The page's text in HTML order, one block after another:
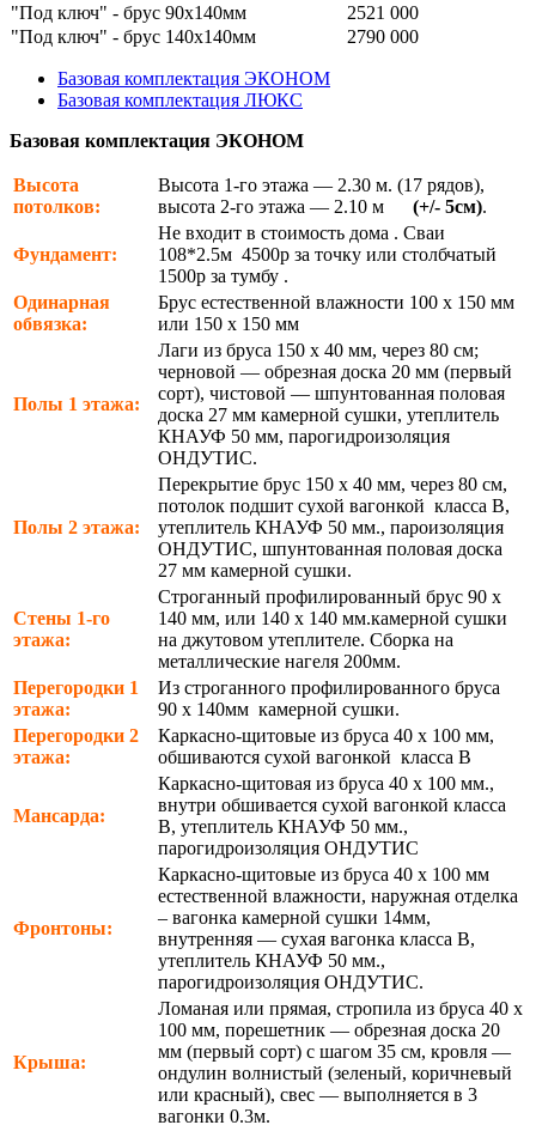
"Под ключ" - брус 90х140мм
2521 000
"Под ключ" - брус 140х140мм
2790 000
Базовая комплектация ЭКОНОМ
Базовая комплектация ЛЮКС
Базовая комплектация ЭКОНОМ
Высота
потолков:
Высота 1-го этажа — 2.30 м. (17 рядов),
высота 2-го этажа — 2.10 м (+/- 5см).
Фундамент:
Не входит в стоимость дома . Сваи
108*2.5м 4500р за точку или столбчатый
1500р за тумбу .
Одинарная
обвязка:
Брус естественной влажности 100 х 150 мм
или 150 х 150 мм
Полы 1 этажа:
Лаги из бруса 150 х 40 мм, через 80 см;
черновой — обрезная доска 20 мм (первый
сорт), чистовой — шпунтованная половая
доска 27 мм камерной сушки, утеплитель
КНАУФ 50 мм, парогидроизоляция
ОНДУТИС.
Полы 2 этажа:
Перекрытие брус 150 х 40 мм, через 80 см,
потолок подшит сухой вагонкой класса В,
утеплитель КНАУФ 50 мм., пароизоляция
ОНДУТИС, шпунтованная половая доска
27 мм камерной сушки.
Стены 1-го
этажа:
Строганный профилированный брус 90 х
140 мм, или 140 х 140 мм.камерной сушки
на джутовом утеплителе. Сборка на
металлические нагеля 200мм.
Перегородки 1
этажа:
Из строганного профилированного бруса
90 х 140мм камерной сушки.
Перегородки 2
этажа:
Каркасно-щитовые из бруса 40 х 100 мм,
обшиваются сухой вагонкой класса В
Мансарда:
Каркасно-щитовая из бруса 40 х 100 мм.,
внутри обшивается сухой вагонкой класса
В, утеплитель КНАУФ 50 мм.,
парогидроизоляция ОНДУТИС
Фронтоны:
Каркасно-щитовые из бруса 40 х 100 мм
естественной влажности, наружная отделка
– вагонка камерной сушки 14мм,
внутренняя — сухая вагонка класса В,
утеплитель КНАУФ 50 мм.,
парогидроизоляция ОНДУТИС.
Крыша:
Ломаная или прямая, стропила из бруса 40 х
100 мм, порешетник — обрезная доска 20
мм (первый сорт) с шагом 35 см, кровля —
ондулин волнистый (зеленый, коричневый
или красный), свес — выполняется в 3
вагонки 0.3м.